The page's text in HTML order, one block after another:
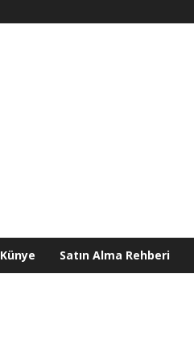
Künye Satın Alma Rehberi